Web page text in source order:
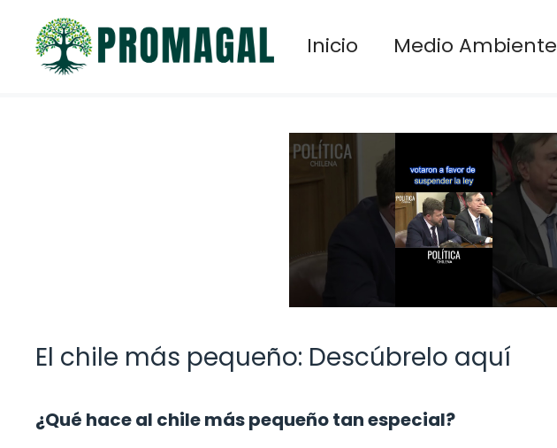
contenido
Inicio Medio Ambiente
El chile más pequeño: Descúbrelo aquí
¿Qué hace al chile más pequeño tan especial?